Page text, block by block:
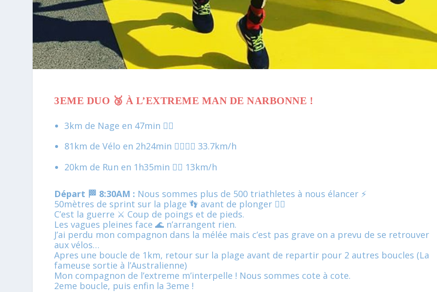
3EME DUO 🥉 À L’EXTREME MAN DE NARBONNE !
3km de Nage en 47min 🏊‍♂️
81km de Vélo en 2h24min 🚴‍♂️🚴‍♂️ 33.7km/h
20km de Run en 1h35min 🏃‍♂️ 13km/h
Départ 🏁 8:30AM : Nous sommes plus de 500 triathletes à nous élancer ⚡
50mètres de sprint sur la plage 👣 avant de plonger 🏊‍♂️
C’est la guerre ⚔ Coup de poings et de pieds.
Les vagues pleines face 🌊 n’arrangent rien.
J’ai perdu mon compagnon dans la mélée mais c’est pas grave on a prevu de se retrouver
aux vélos…
Apres une boucle de 1km, retour sur la plage avant de repartir pour 2 autres boucles (La
fameuse sortie à l’Australienne)
Mon compagnon de l’extreme m’interpelle ! Nous sommes cote à cote.
2eme boucle, puis enfin la 3eme !